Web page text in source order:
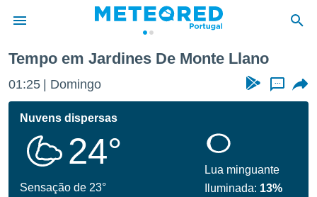
da
foi
fornecidas
a este
Tempo em Jardines De Monte Llano
01:25 Domingo ...
Nuvens dispersas
24°
Sensação de 23°
Lua minguante
Iluminada: 13%